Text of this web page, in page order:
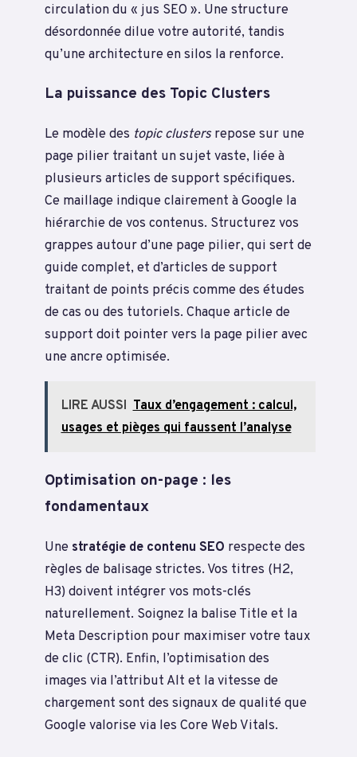
circulation du « jus SEO ». Une structure
désordonnée dilue votre autorité, tandis
qu’une architecture en silos la renforce.
La puissance des Topic Clusters
Le modèle des topic clustersrepose sur une
page pilier traitant un sujet vaste, liée à
plusieurs articles de support spécifiques.
Ce maillage indique clairement à Google la
hiérarchie de vos contenus. Structurez vos
grappes autour d’une page pilier, qui sert de
guide complet, et d’articles de support
traitant de points précis comme des études
de cas ou des tutoriels. Chaque article de
support doit pointer vers la page pilier avec
une ancre optimisée.
LIRE AUSSI Taux d’engagement : calcul,
usages et pièges qui faussent l’analyse
Optimisation on-page : les
fondamentaux
Une stratégie de contenu SEO respecte des
règles de balisage strictes. Vos titres (H2,
H3) doivent intégrer vos mots-clés
naturellement. Soignez la balise Title et la
Meta Description pour maximiser votre taux
de clic (CTR). Enfin, l’optimisation des
images via l’attribut Alt et la vitesse de
chargement sont des signaux de qualité que
Google valorise via les Core Web Vitals.